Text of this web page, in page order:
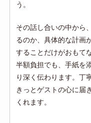
う。
その話し合いの中から
るのか、具体的な計画
することだけがおもて
半額負担でも、手紙を
り深く伝わります。丁
きっとゲストの心に届
くれます。